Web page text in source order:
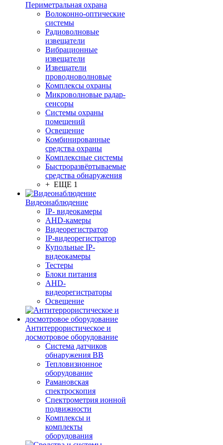
Периметральная охрана
Волоконно-оптические
системы
Радиоволновые
извещатели
Вибрационные
извещатели
Извещатели
проводноволновые
Комплексы охраны
Микроволновые радар-
сенсоры
Системы охраны
помещений
Освещение
Комбинированные
средства охраны
Комплексные системы
Быстроразвёртываемые
средства обнаружения
+ ЕЩЕ 1
Видеонаблюдение
IP- видеокамеры
AHD-камеры
Видеорегистратор
IP-видеорегистратор
Купольные IP-
видеокамеры
Тестеры
Блоки питания
AHD-
видеорегистраторы
Освещение
Антитеррористическое и
досмотровое оборудование
Cистема датчиков
обнаружения ВВ
Тепловизионное
оборудование
Рамановская
спектроскопия
Спектрометрия ионной
подвижности
Комплексы и
комплекты
оборудования